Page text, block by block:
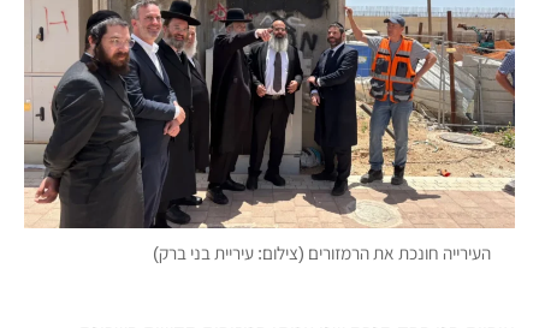
העירייה חונכת את הרמזורים (צילום: עיריית בני ברק)